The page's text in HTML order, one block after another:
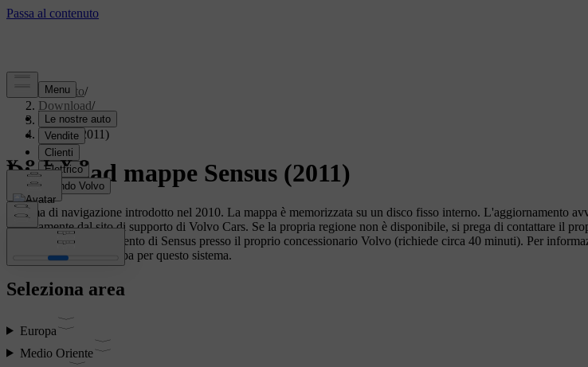
Supporto/
Download/
Sensus/
Sensus (2011)
Download mappe Sensus (2011)
Sistema di navigazione introdotto nel 2010. La mappa è memorizzata su un disco fisso interno. L'aggiornamento
gratuitamente dal sito di supporto di Volvo Cars. Se la propria regione non è disponibile, si prega di contattare il
completato l'aggiornamento di Sensus presso il proprio concessionario Volvo (richiede circa 40 minuti). Per
programmati della mappa per questo sistema.
Seleziona area
Europa
Medio Oriente